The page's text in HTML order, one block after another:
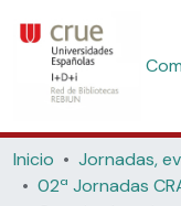
Inicio Jornadas,